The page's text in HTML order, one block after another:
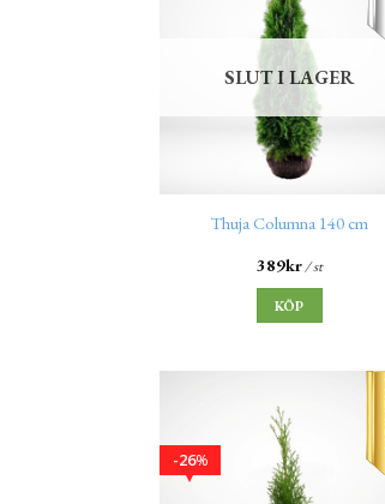
SLUT I LAGER
Thuja Columna 140 cm
389kr/ st
KÖP
%
26